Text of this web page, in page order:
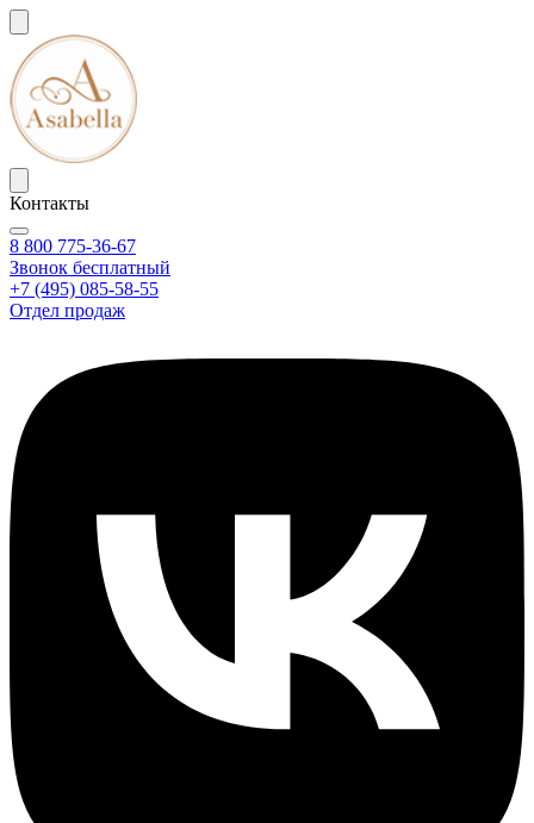
Контакты
8 800 775-36-67
Звонок бесплатный
+7 (495) 085-58-55
Отдел продаж